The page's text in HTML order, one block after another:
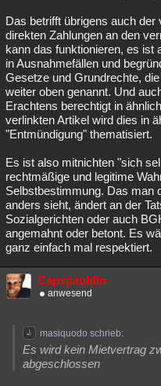
Das betrifft übrigens auch
direkten Zahlungen an den
kann das funktionieren, es ist
in Ausnahmefällen und
Gesetze und Grundrechte,
weiter oben genannt. Und
Erachtens berechtigt in
verlinkten Artikel wird dies in
"Entmündigung" thematisiert.
Es ist also mitnichten "sich
rechtmäßige und legitime
Selbstbestimmung. Das man
anders sieht, ändert an der
Sozialgerichten oder auch
angemahnt oder betont. Es
ganz einfach mal respektiert.
Capspauldin
anwesend
masiquodo schrieb:
Es wird kein Mietvertrag
abgeschlossen